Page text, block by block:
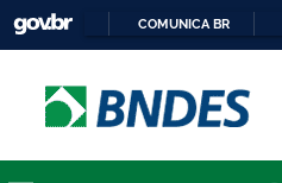
COMUNICA BR